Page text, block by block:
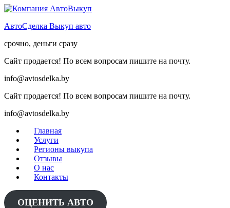
Skip
content
АвтоСделка Выкуп авто
срочно, деньги сразу
Сайт продается! По всем вопросам пишите на почту.
info@avtosdelka.by
Сайт продается! По всем вопросам пишите на почту.
info@avtosdelka.by
Главная
Услуги
Регионы выкупа
Отзывы
О нас
Контакты
ОЦЕНИТЬ АВТО